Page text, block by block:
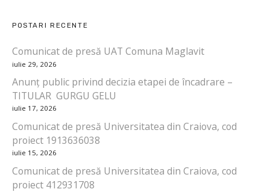
POSTARI RECENTE
Comunicat de presă UAT Comuna Maglavit
iulie 29, 2026
Anunț public privind decizia etapei de încadrare –
TITULAR GURGU GELU
iulie 17, 2026
Comunicat de presă Universitatea din Craiova, cod
proiect 1913636038
iulie 15, 2026
Comunicat de presă Universitatea din Craiova, cod
proiect 412931708